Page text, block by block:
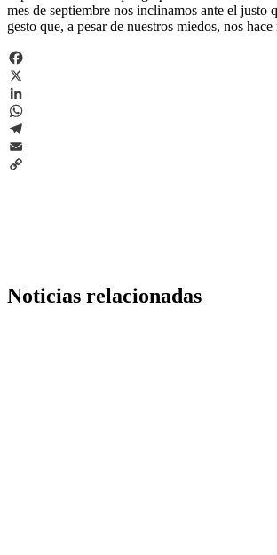
mes de septiembre nos inclinamos ante el justo
gesto que, a pesar de nuestros miedos, nos hace
Facebook
X
LinkedIn
WhatsApp
Telegram
Email
Noticias relacionadas